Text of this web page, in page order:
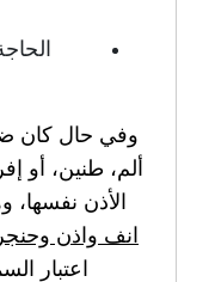
وفي حال كان
ألم، طنين، أو
الأذن
انف واذن
اعتبار